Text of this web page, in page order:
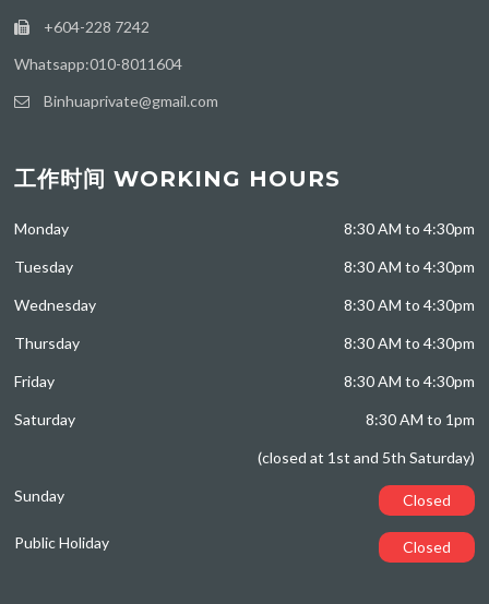
+604-228 7242
Whatsapp:010-8011604
Binhuaprivate@gmail.com
工作时间 WORKING HOURS
Monday 8:30 AM to 4:30pm
Tuesday 8:30 AM to 4:30pm
Wednesday 8:30 AM to 4:30pm
Thursday 8:30 AM to 4:30pm
Friday 8:30 AM to 4:30pm
Saturday 8:30 AM to 1pm
(closed at 1st and 5th Saturday)
Sunday Closed
Public Holiday Closed